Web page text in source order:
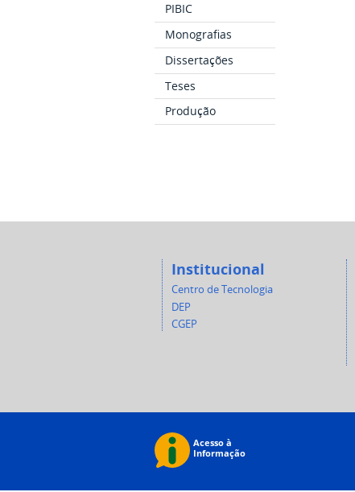
PIBIC
Monografias
Dissertações
Teses
Produção
Institucional
Centro de Tecnologia
DEP
CGEP